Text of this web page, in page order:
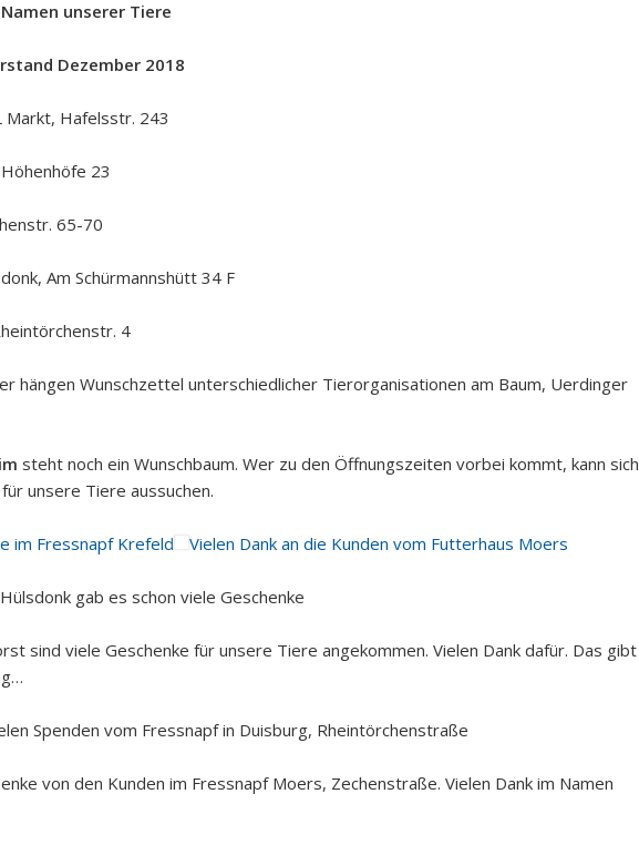
unserer Tiere
Dezember 2018
Markt, Hafelsstr. 243
23
65-70
Am Schürmannshütt 34 F
4
hängen Wunschzettel unterschiedlicher Tierorganisationen am Baum, Uerdinger
steht noch ein Wunschbaum. Wer zu den Öffnungszeiten vorbei kommt, kann sich
unsere Tiere aussuchen.
im Fressnapf Krefeld Vielen Dank an die Kunden vom Futterhaus Moers
gab es schon viele Geschenke
sind viele Geschenke für unsere Tiere angekommen. Vielen Dank dafür. Das gibt
Spenden vom Fressnapf in Duisburg, Rheintörchenstraße
von den Kunden im Fressnapf Moers, Zechenstraße. Vielen Dank im Namen